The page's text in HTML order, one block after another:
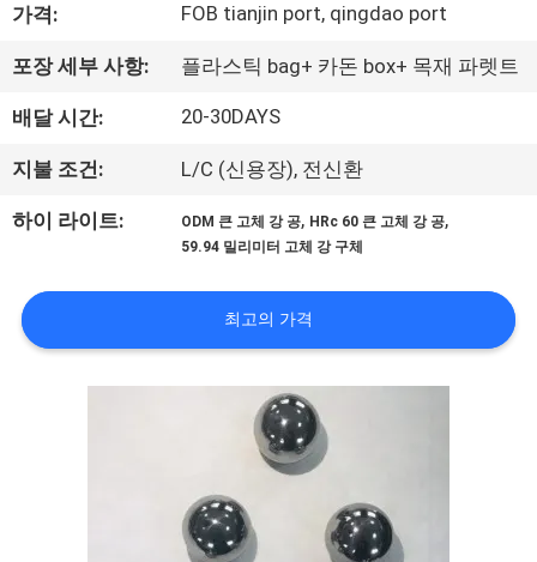
여
공
장
여
품
가격: FOB tianjin port, qingdao port
포장 세부 사항: 플라스틱 bag+ 카돈 box+ 목재 파렛트
배달 시간: 20-30DAYS
지불 조건: L/C (신용장), 전신환
하이 라이트: ODM 큰 고체 강 공, HRc 60 큰 고체 강 공,
59.94 밀리미터 고체 강 구체
최고의 가격